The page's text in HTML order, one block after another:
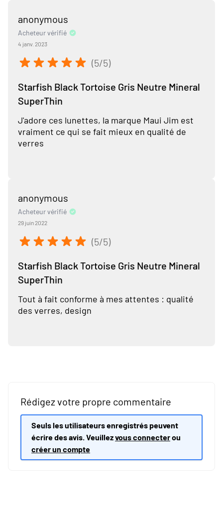
anonymous
Acheteur vérifié
4 janv. 2023
(5/5)
Starfish Black Tortoise Gris Neutre Mineral
SuperThin
J'adore ces lunettes, la marque Maui Jim est
vraiment ce qui se fait mieux en qualité de
verres
anonymous
Acheteur vérifié
29 juin 2022
(5/5)
Starfish Black Tortoise Gris Neutre Mineral
SuperThin
Tout à fait conforme à mes attentes : qualité
des verres, design
Rédigez votre propre commentaire
Seuls les utilisateurs enregistrés peuvent
écrire des avis. Veuillezvous connecterou
créer un compte